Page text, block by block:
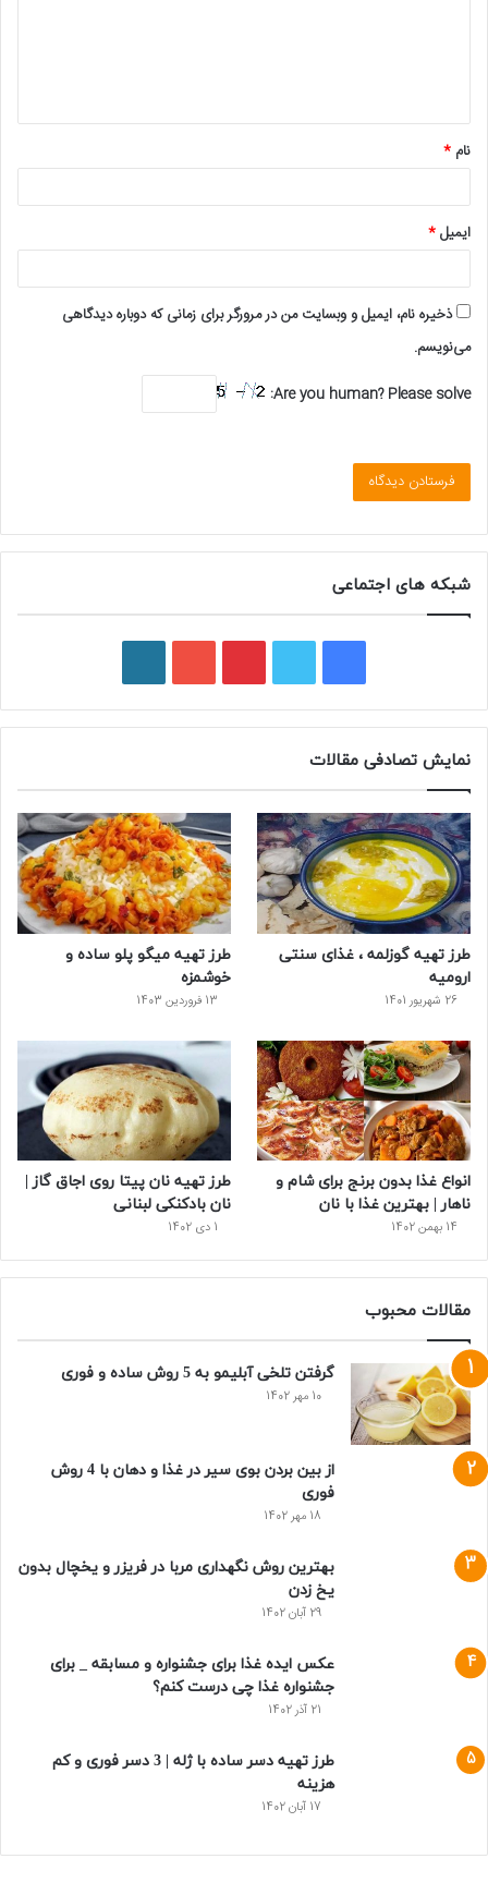
*
نام *
ایمیل*
ذخیره نام، ایمیل و وبسایت من در مرورگر برای زمانی که دوباره دیدگاهی
می‌نویسم.
Are you human? Please solve:
شبکه های اجتماعی
ی
س
ب
و
ک
و
ی
ت
ر
ی
ت
ر
ی
س
ت
و
ی
و
ب
ر
پ
ر
س
نمایش تصادفی مقالات
طرز تهیه گوزلمه ، غذای سنتی
ارومیه
26 شهریور 1401
طرز تهیه میگو پلو ساده و
خوشمزه
13 فروردین 1403
انواع غذا بدون برنج برای شام و
ناهار | بهترین غذا با نان
14 بهمن 1402
طرز تهیه نان پیتا روی اجاق گاز |
نان بادکنکی لبنانی
1 دی 1402
مقالات محبوب
گرفتن تلخی آبلیمو به 5 روش ساده و فوری
10 مهر 1402
از بین بردن بوی سیر در غذا و دهان با 4 روش
فوری
18 مهر 1402
بهترین روش نگهداری مربا در فریزر و یخچال بدون
یخ زدن
29 آبان 1402
عکس ایده غذا برای جشنواره و مسابقه _ برای
جشنواره غذا چی درست کنم؟
21 آذر 1402
طرز تهیه دسر ساده با ژله | 3 دسر فوری و کم
هزینه
17 آبان 1402